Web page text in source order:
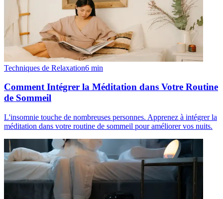
Techniques de Relaxation6 min
Comment Intégrer la Méditation dans Votre Routine
de Sommeil
L'insomnie touche de nombreuses personnes. Apprenez à intégrer la
méditation dans votre routine de sommeil pour améliorer vos nuits.